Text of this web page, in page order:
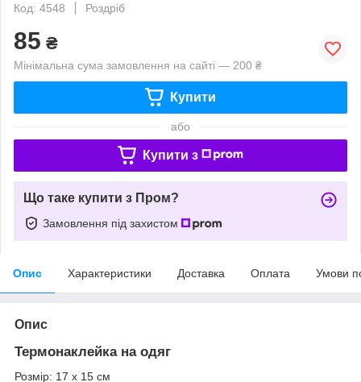
Код: 4548
Роздріб
85 ₴
Мінімальна сума замовлення на сайті — 200 ₴
Купити
або
Купити з
Що таке купити з Пром?
Замовлення під захистом
Опис Характеристики Доставка Оплата Умови
Опис
Термонаклейка на одяг
Розмір: 17 х 15 см